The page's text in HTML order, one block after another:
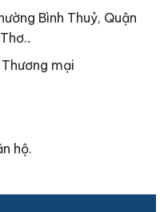
Bình Thuỷ, Quận
.
mại
hộ.